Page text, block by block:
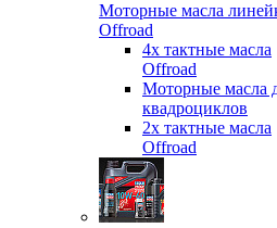
Моторные масла
Offroad
4х тактные масла
Offroad
Моторные масла
квадроциклов
2х тактные масла
Offroad